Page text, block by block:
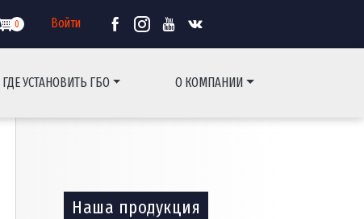
0 Войти
ГДЕ УСТАНОВИТЬ ГБО О КОМПАНИИ
Наша продукция